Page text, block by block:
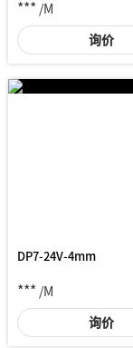
*** /M
询价
DP7-24V-4mm
*** /M
询价